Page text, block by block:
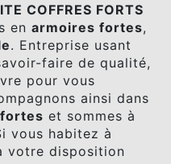
COFFRES FORTS
en armoires fortes,
. Entreprise usant
faire de qualité,
pour vous
ainsi dans
et sommes à
vous habitez à
votre disposition